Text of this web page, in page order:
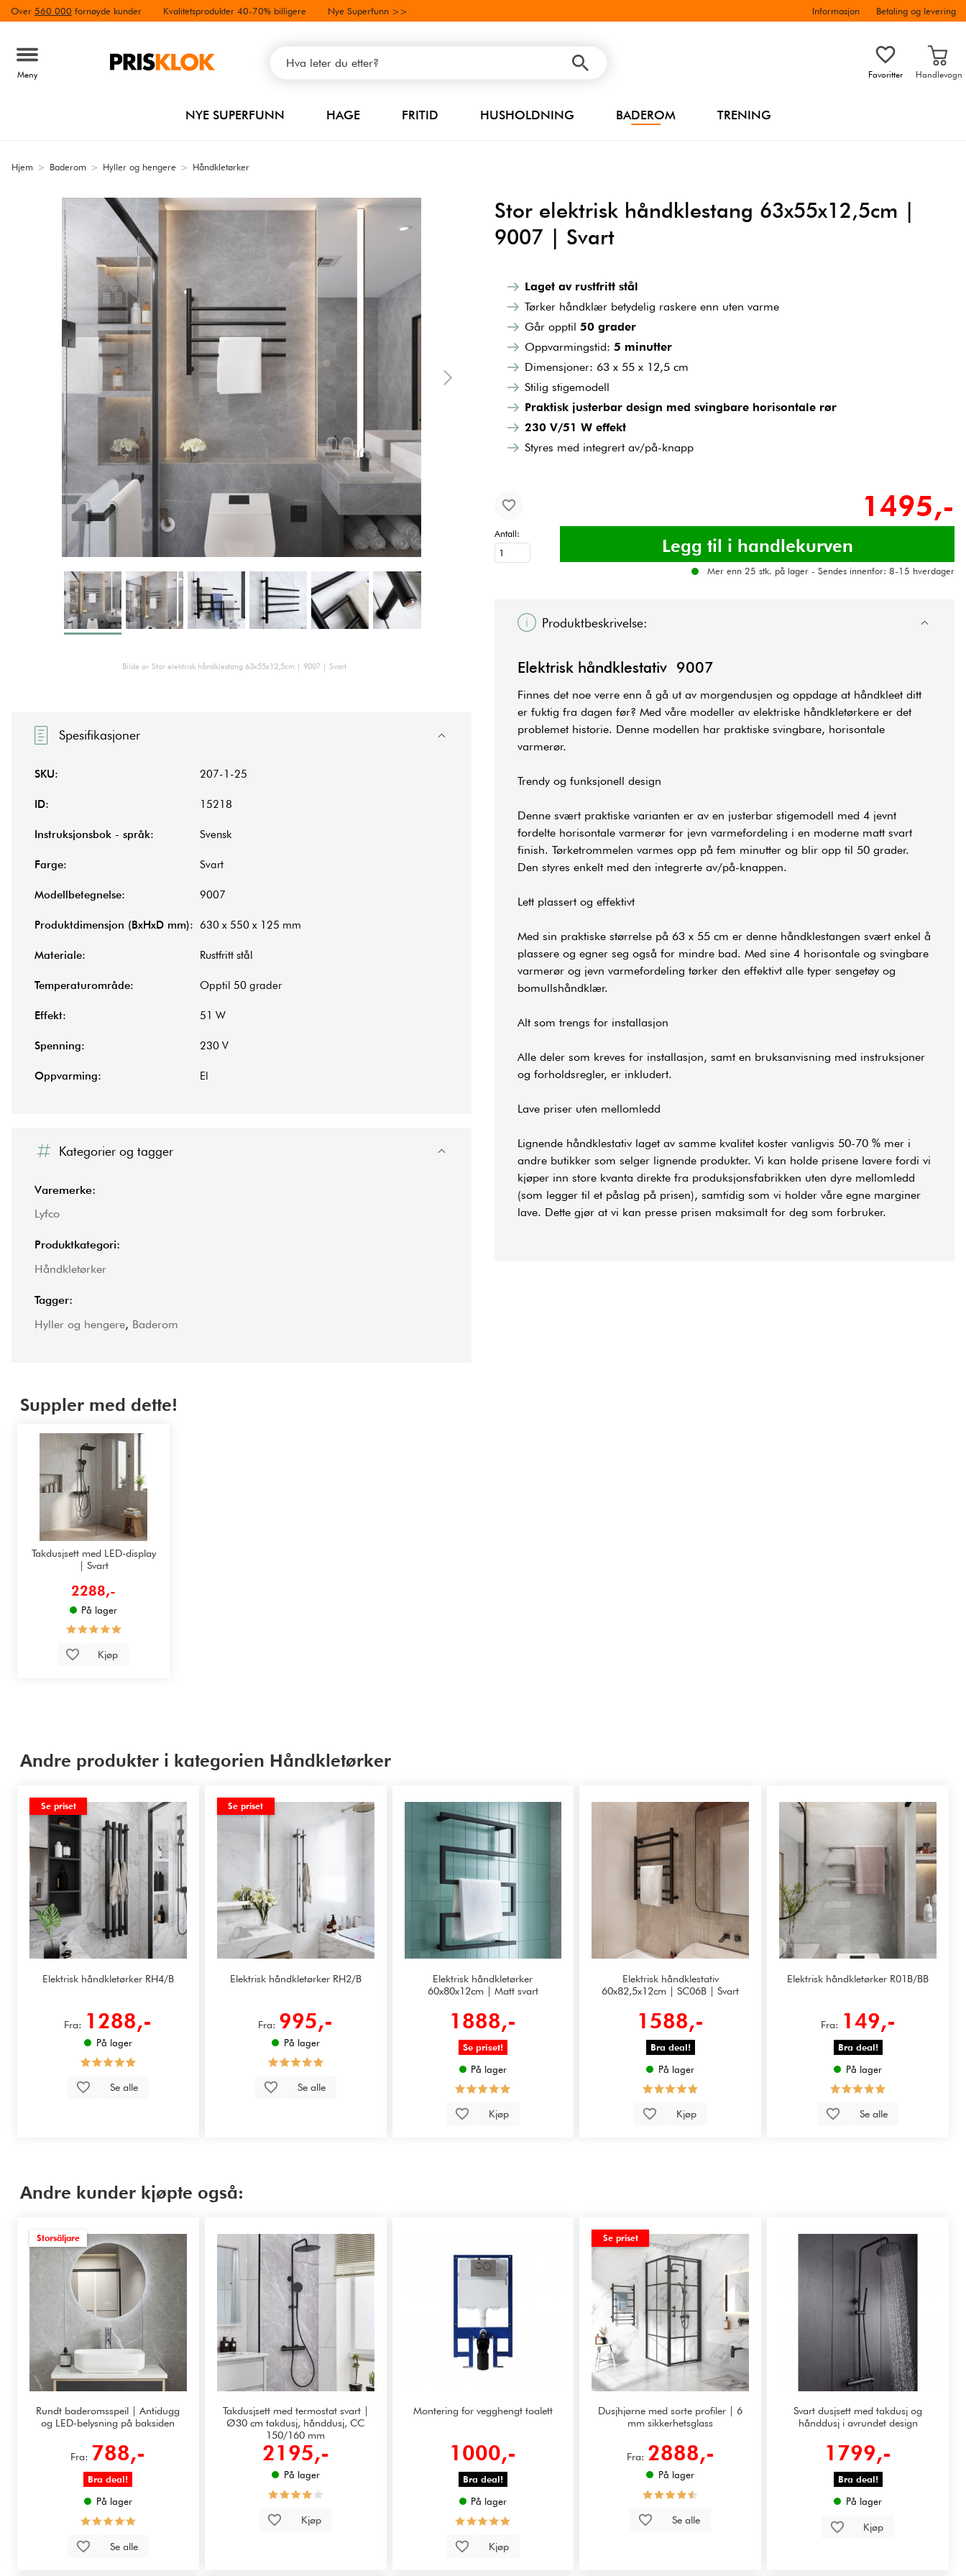
Over 560 000 fornøyde kunder Kvalitetsprodukter 40-70% billigere Nye Superfunn >> Informasjon Betaling og levering
Meny Favoritter Handlevogn
NYE SUPERFUNN HAGE FRITID HUSHOLDNING BADEROM TRENING
Hjem > Baderom > Hyller og hengere > Håndkletørker
Stor elektrisk håndklestang 63x55x12,5cm |
9007 | Svart
Bilde av Stor elektrisk håndklestang 63x55x12,5cm | 9007 | Svart
Laget av rustfritt stål
Tørker håndklær betydelig raskere enn uten varme
Går opptil 50 grader
Oppvarmingstid: 5 minutter
Dimensjoner: 63 x 55 x 12,5 cm
Stilig stigemodell
Praktisk justerbar design med svingbare horisontale rør
230 V/51 W effekt
Styres med integrert av/på-knapp
1495,-
Antall:
Mer enn 25 stk. på lager - Sendes innenfor: 8-15 hverdager
Produktbeskrivelse:
Elektrisk håndklestativ 9007
Finnes det noe verre enn å gå ut av morgendusjen og oppdage at håndkleet ditt
er fuktig fra dagen før? Med våre modeller av elektriske håndkletørkere er det
problemet historie. Denne modellen har praktiske svingbare, horisontale
varmerør.
Trendy og funksjonell design
Denne svært praktiske varianten er av en justerbar stigemodell med 4 jevnt
fordelte horisontale varmerør for jevn varmefordeling i en moderne matt svart
finish. Tørketrommelen varmes opp på fem minutter og blir opp til 50 grader.
Den styres enkelt med den integrerte av/på-knappen.
Lett plassert og effektivt
Med sin praktiske størrelse på 63 x 55 cm er denne håndklestangen svært enkel å
plassere og egner seg også for mindre bad. Med sine 4 horisontale og svingbare
varmerør og jevn varmefordeling tørker den effektivt alle typer sengetøy og
bomullshåndklær.
Alt som trengs for installasjon
Alle deler som kreves for installasjon, samt en bruksanvisning med instruksjoner
og forholdsregler, er inkludert.
Lave priser uten mellomledd
Lignende håndklestativ laget av samme kvalitet koster vanligvis 50-70 % mer i
andre butikker som selger lignende produkter. Vi kan holde prisene lavere fordi vi
kjøper inn store kvanta direkte fra produksjonsfabrikken uten dyre mellomledd
(som legger til et påslag på prisen), samtidig som vi holder våre egne marginer
lave. Dette gjør at vi kan presse prisen maksimalt for deg som forbruker.
Spesifikasjoner
SKU: 207-1-25
ID: 15218
Instruksjonsbok - språk: Svensk
Farge: Svart
Modellbetegnelse: 9007
Produktdimensjon (BxHxD mm): 630 x 550 x 125 mm
Materiale: Rustfritt stål
Temperaturområde: Opptil 50 grader
Effekt: 51 W
Spenning: 230 V
Oppvarming: El
Kategorier og tagger
Varemerke:
Lyfco
Produktkategori:
Håndkletørker
Tagger:
Hyller og hengere, Baderom
Suppler med dette!
Takdusjsett med LED-display
| Svart
2288,-
På lager
Kjøp
Andre produkter i kategorien Håndkletørker
Se priset
Elektrisk håndkletørker RH4/B
Fra: 1288,-
På lager
Se alle
Se priset
Elektrisk håndkletørker RH2/B
Fra: 995,-
På lager
Se alle
Elektrisk håndkletørker
60x80x12cm | Matt svart
1888,-
Se priset!
På lager
Kjøp
Elektrisk håndklestativ
60x82,5x12cm | SC06B | Svart
1588,-
Bra deal!
På lager
Kjøp
Elektrisk håndkletørker R01B/BB
Fra: 149,-
Bra deal!
På lager
Se alle
Andre kunder kjøpte også:
Storsäljare
Rundt baderomsspeil | Antidugg
og LED-belysning på baksiden
Fra: 788,-
Bra deal!
På lager
Se alle
Takdusjsett med termostat svart |
Ø30 cm takdusj, hånddusj, CC
150/160 mm
2195,-
På lager
Kjøp
Montering for vegghengt toalett
1000,-
Bra deal!
På lager
Kjøp
Se priset
Dusjhjørne med sorte profiler | 6
mm sikkerhetsglass
Fra: 2888,-
På lager
Se alle
Svart dusjsett med takdusj og
hånddusj i avrundet design
1799,-
Bra deal!
På lager
Kjøp